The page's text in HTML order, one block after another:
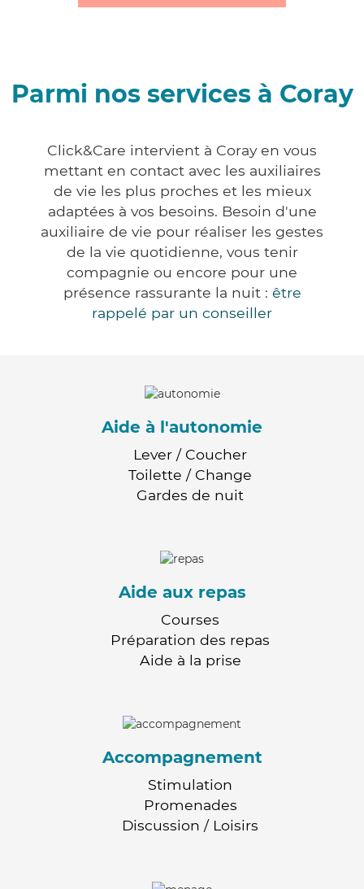
Parmi nos services à Coray
Click&Care intervient à Coray en vous
mettant en contact avec les auxiliaires
de vie les plus proches et les mieux
adaptées à vos besoins. Besoin d'une
auxiliaire de vie pour réaliser les gestes
de la vie quotidienne, vous tenir
compagnie ou encore pour une
présence rassurante la nuit : être
rappelé par un conseiller
Aide à l'autonomie
Lever / Coucher
Toilette / Change
Gardes de nuit
Aide aux repas
Courses
Préparation des repas
Aide à la prise
Accompagnement
Stimulation
Promenades
Discussion / Loisirs